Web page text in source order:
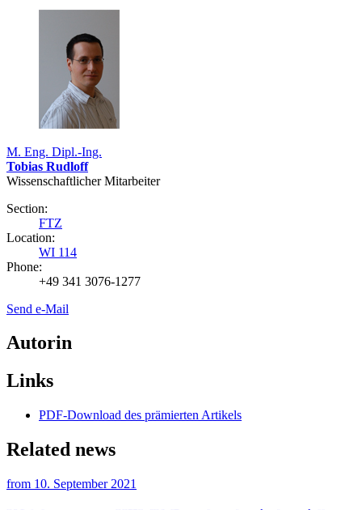
M. Eng. Dipl.-Ing.
Tobias Rudloff
Wissenschaftlicher Mitarbeiter
Section:
FTZ
Location:
WI 114
Phone:
+49 341 3076-1277
Send e-Mail
Autorin
Links
PDF-Download des prämierten Artikels
Related news
from 10. September 2021